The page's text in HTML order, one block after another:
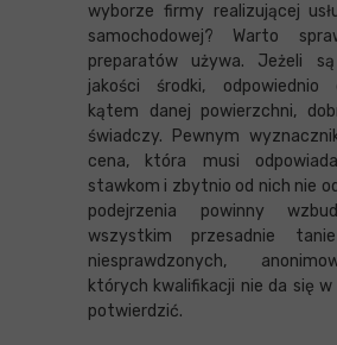
wyborze firmy realizującej
samochodowej? Warto
preparatów używa. Jeżeli
jakości środki, odpowiednio
kątem danej powierzchni,
świadczy. Pewnym
cena, która musi
stawkom i zbytnio od nich nie
podejrzenia powinny
wszystkim przesadnie
niesprawdzonych,
których kwalifikacji nie da się w
potwierdzić.